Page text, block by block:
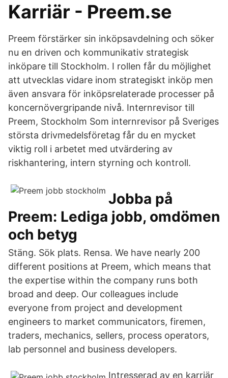
Karriär - Preem.se
Preem förstärker sin inköpsavdelning och söker
nu en driven och kommunikativ strategisk
inköpare till Stockholm. I rollen får du möjlighet
att utvecklas vidare inom strategiskt inköp men
även ansvara för inköpsrelaterade processer på
koncernövergripande nivå. Internrevisor till
Preem, Stockholm Som internrevisor på Sveriges
största drivmedelsföretag får du en mycket
viktig roll i arbetet med utvärdering av
riskhantering, intern styrning och kontroll.
Jobba på
Preem: Lediga jobb, omdömen
och betyg
Stäng. Sök plats. Rensa. We have nearly 200
different positions at Preem, which means that
the expertise within the company runs both
broad and deep. Our colleagues include
everyone from project and development
engineers to market communicators, firemen,
traders, mechanics, sellers, process operators,
lab personnel and business developers.
Intresserad av en karriär